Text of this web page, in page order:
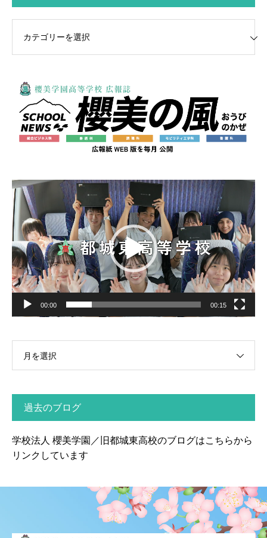
動
画
プ
レ
ー
ヤ
ー
00:00 00:15
月を選択
過去のブログ
学校法人 櫻美学園／旧都城東高校のブログはこちらから
リンクしています